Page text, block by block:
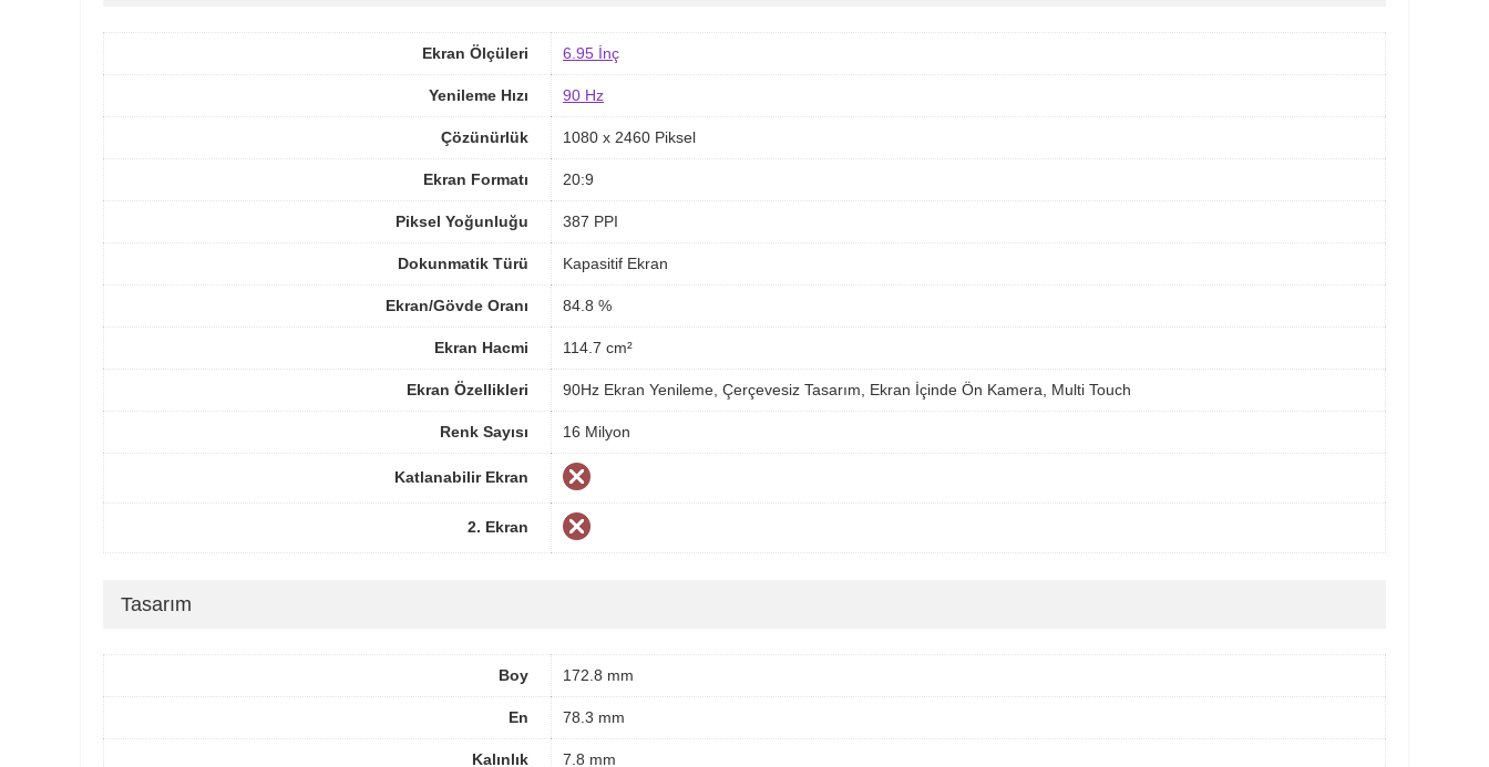
Ekran Ölçüleri 6.95 İnç
Yenileme Hızı 90 Hz
Çözünürlük 1080 x 2460 Piksel
Ekran Formatı 20:9
Piksel Yoğunluğu 387 PPI
Dokunmatik Türü Kapasitif Ekran
Ekran/Gövde Oranı 84.8 %
Ekran Hacmi 114.7 cm²
Ekran Özellikleri 90Hz Ekran Yenileme, Çerçevesiz Tasarım, Ekran İçinde Ön Kamera, Multi Touch
Renk Sayısı 16 Milyon
Katlanabilir Ekran
2. Ekran
Tasarım
Boy 172.8 mm
En 78.3 mm
Kalınlık 7.8 mm